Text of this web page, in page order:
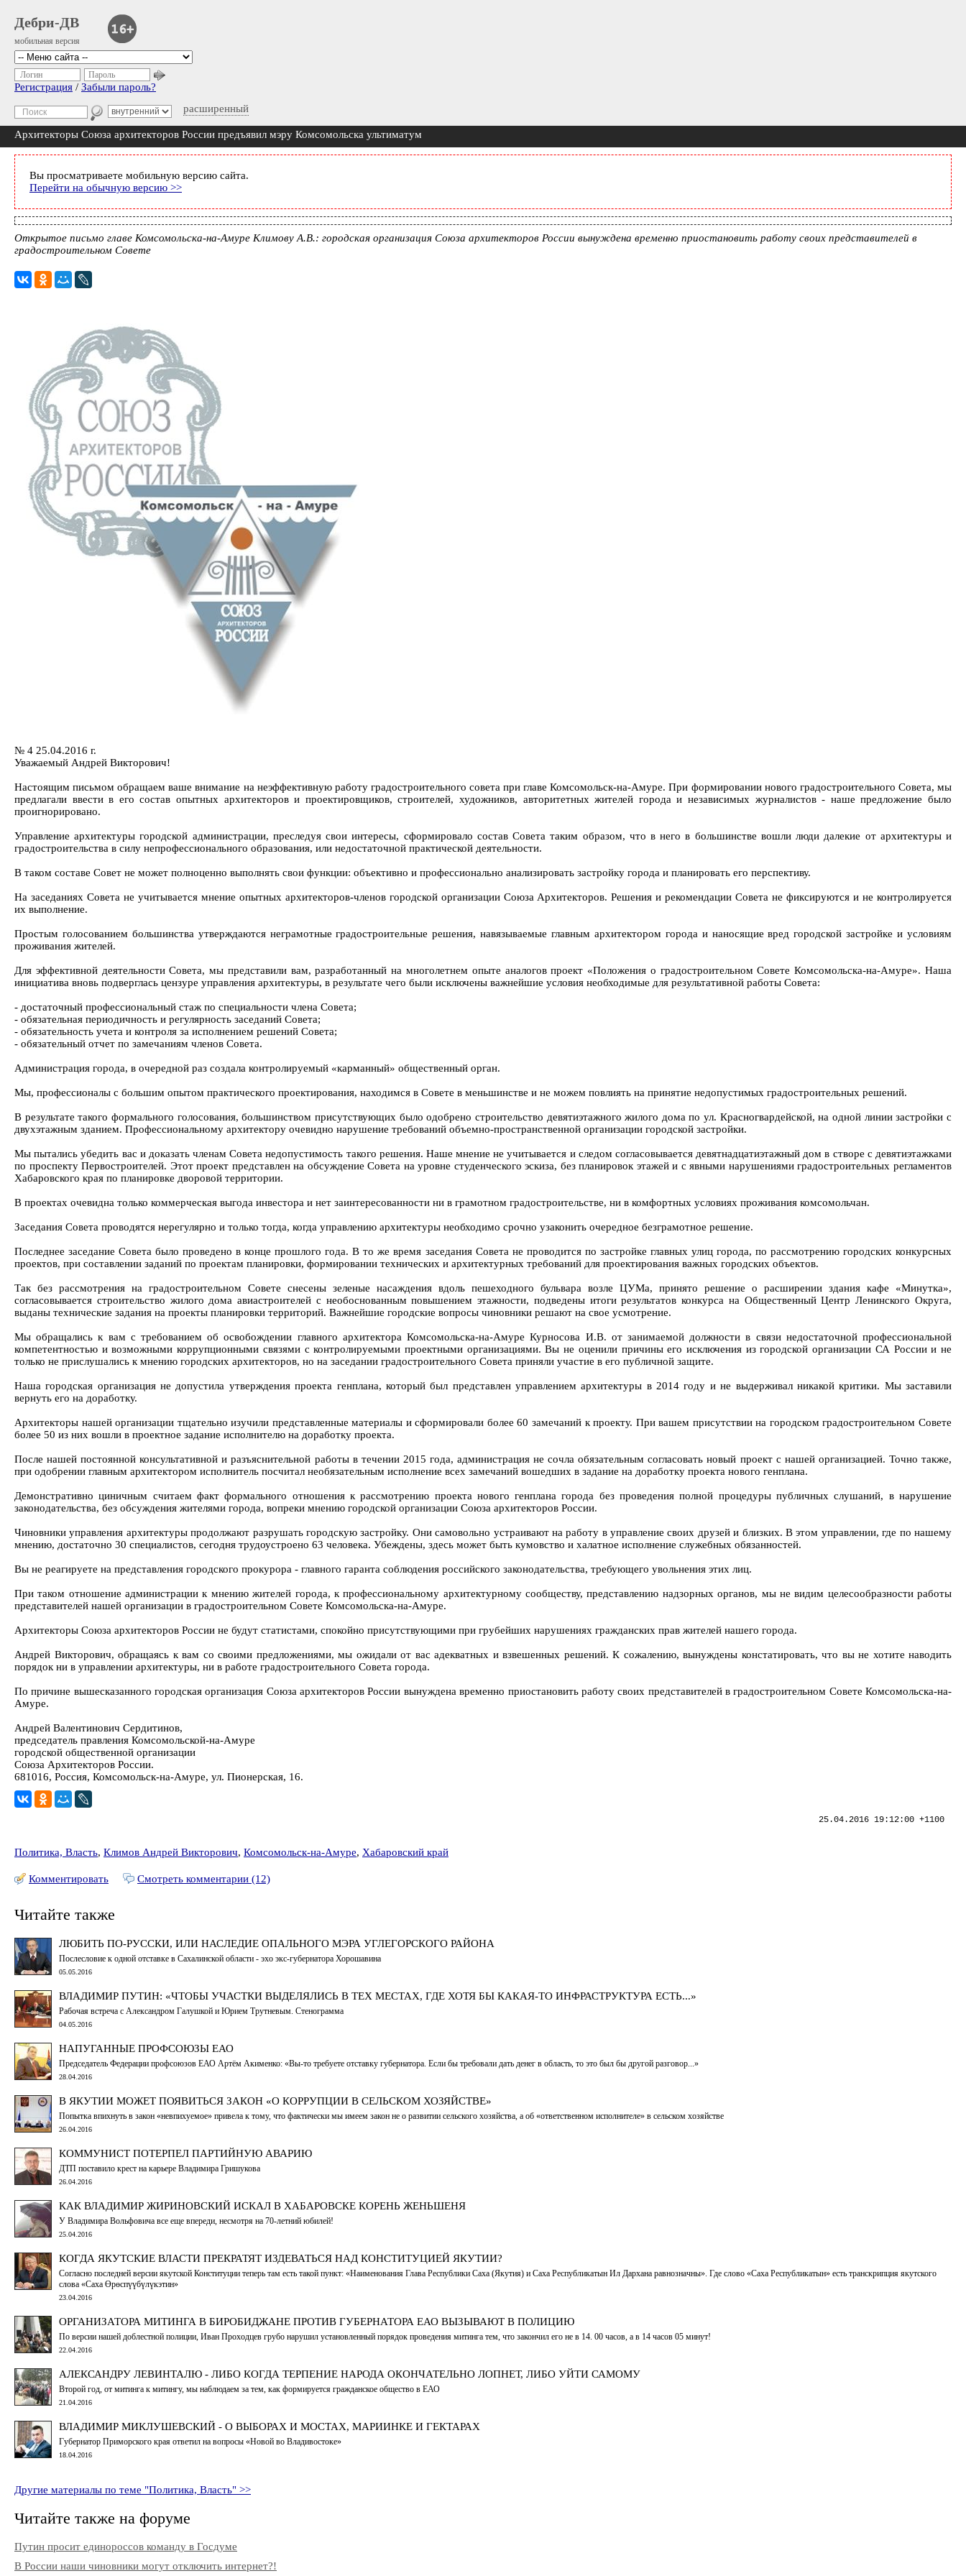
Дебри-ДВ
мобильная версия
расширенный
Логин Пароль
Регистрация / Забыли пароль?
Архитекторы Союза архитекторов России предъявил мэру Комсомольска ультиматум
Вы просматриваете мобильную версию сайта.
Перейти на обычную версию >>
Открытое письмо главе Комсомольска-на-Амуре Климову А.В.: городская организация Союза архитекторов России вынуждена временно приостановить работу своих представителей в
градостроительном Совете
№ 4 25.04.2016 г.
Уважаемый Андрей Викторович!
Настоящим письмом обращаем ваше внимание на неэффективную работу градостроительного совета при главе Комсомольск-на-Амуре. При формировании нового градостроительного Совета, мы
предлагали ввести в его состав опытных архитекторов и проектировщиков, строителей, художников, авторитетных жителей города и независимых журналистов - наше предложение было
проигнорировано.
Управление архитектуры городской администрации, преследуя свои интересы, сформировало состав Совета таким образом, что в него в большинстве вошли люди далекие от архитектуры и
градостроительства в силу непрофессионального образования, или недостаточной практической деятельности.
В таком составе Совет не может полноценно выполнять свои функции: объективно и профессионально анализировать застройку города и планировать его перспективу.
На заседаниях Совета не учитывается мнение опытных архитекторов-членов городской организации Союза Архитекторов. Решения и рекомендации Совета не фиксируются и не контролируется
их выполнение.
Простым голосованием большинства утверждаются неграмотные градостроительные решения, навязываемые главным архитектором города и наносящие вред городской застройке и условиям
проживания жителей.
Для эффективной деятельности Совета, мы представили вам, разработанный на многолетнем опыте аналогов проект «Положения о градостроительном Совете Комсомольска-на-Амуре». Наша
инициатива вновь подверглась цензуре управления архитектуры, в результате чего были исключены важнейшие условия необходимые для результативной работы Совета:
- достаточный профессиональный стаж по специальности члена Совета;
- обязательная периодичность и регулярность заседаний Совета;
- обязательность учета и контроля за исполнением решений Совета;
- обязательный отчет по замечаниям членов Совета.
Администрация города, в очередной раз создала контролируемый «карманный» общественный орган.
Мы, профессионалы с большим опытом практического проектирования, находимся в Совете в меньшинстве и не можем повлиять на принятие недопустимых градостроительных решений.
В результате такого формального голосования, большинством присутствующих было одобрено строительство девятиэтажного жилого дома по ул. Красногвардейской, на одной линии застройки с
двухэтажным зданием. Профессиональному архитектору очевидно нарушение требований объемно-пространственной организации городской застройки.
Мы пытались убедить вас и доказать членам Совета недопустимость такого решения. Наше мнение не учитывается и следом согласовывается девятнадцатиэтажный дом в створе с девятиэтажками
по проспекту Первостроителей. Этот проект представлен на обсуждение Совета на уровне студенческого эскиза, без планировок этажей и с явными нарушениями градостроительных регламентов
Хабаровского края по планировке дворовой территории.
В проектах очевидна только коммерческая выгода инвестора и нет заинтересованности ни в грамотном градостроительстве, ни в комфортных условиях проживания комсомольчан.
Заседания Совета проводятся нерегулярно и только тогда, когда управлению архитектуры необходимо срочно узаконить очередное безграмотное решение.
Последнее заседание Совета было проведено в конце прошлого года. В то же время заседания Совета не проводится по застройке главных улиц города, по рассмотрению городских конкурсных
проектов, при составлении заданий по проектам планировки, формировании технических и архитектурных требований для проектирования важных городских объектов.
Так без рассмотрения на градостроительном Совете снесены зеленые насаждения вдоль пешеходного бульвара возле ЦУМа, принято решение о расширении здания кафе «Минутка»,
согласовывается строительство жилого дома авиастроителей с необоснованным повышением этажности, подведены итоги результатов конкурса на Общественный Центр Ленинского Округа,
выданы технические задания на проекты планировки территорий. Важнейшие городские вопросы чиновники решают на свое усмотрение.
Мы обращались к вам с требованием об освобождении главного архитектора Комсомольска-на-Амуре Курносова И.В. от занимаемой должности в связи недостаточной профессиональной
компетентностью и возможными коррупционными связями с контролируемыми проектными организациями. Вы не оценили причины его исключения из городской организации СА России и не
только не прислушались к мнению городских архитекторов, но на заседании градостроительного Совета приняли участие в его публичной защите.
Наша городская организация не допустила утверждения проекта генплана, который был представлен управлением архитектуры в 2014 году и не выдерживал никакой критики. Мы заставили
вернуть его на доработку.
Архитекторы нашей организации тщательно изучили представленные материалы и сформировали более 60 замечаний к проекту. При вашем присутствии на городском градостроительном Совете
более 50 из них вошли в проектное задание исполнителю на доработку проекта.
После нашей постоянной консультативной и разъяснительной работы в течении 2015 года, администрация не сочла обязательным согласовать новый проект с нашей организацией. Точно также,
при одобрении главным архитектором исполнитель посчитал необязательным исполнение всех замечаний вошедших в задание на доработку проекта нового генплана.
Демонстративно циничным считаем факт формального отношения к рассмотрению проекта нового генплана города без проведения полной процедуры публичных слушаний, в нарушение
законодательства, без обсуждения жителями города, вопреки мнению городской организации Союза архитекторов России.
Чиновники управления архитектуры продолжают разрушать городскую застройку. Они самовольно устраивают на работу в управление своих друзей и близких. В этом управлении, где по нашему
мнению, достаточно 30 специалистов, сегодня трудоустроено 63 человека. Убеждены, здесь может быть кумовство и халатное исполнение служебных обязанностей.
Вы не реагируете на представления городского прокурора - главного гаранта соблюдения российского законодательства, требующего увольнения этих лиц.
При таком отношение администрации к мнению жителей города, к профессиональному архитектурному сообществу, представлению надзорных органов, мы не видим целесообразности работы
представителей нашей организации в градостроительном Совете Комсомольска-на-Амуре.
Архитекторы Союза архитекторов России не будут статистами, спокойно присутствующими при грубейших нарушениях гражданских прав жителей нашего города.
Андрей Викторович, обращаясь к вам со своими предложениями, мы ожидали от вас адекватных и взвешенных решений. К сожалению, вынуждены констатировать, что вы не хотите наводить
порядок ни в управлении архитектуры, ни в работе градостроительного Совета города.
По причине вышесказанного городская организация Союза архитекторов России вынуждена временно приостановить работу своих представителей в градостроительном Совете Комсомольска-на-
Амуре.
Андрей Валентинович Сердитинов,
председатель правления Комсомольской-на-Амуре
городской общественной организации
Союза Архитекторов России.
681016, Россия, Комсомольск-на-Амуре, ул. Пионерская, 16.
25.04.2016 19:12:00 +1100
Политика, Власть, Климов Андрей Викторович, Комсомольск-на-Амуре, Хабаровский край
Комментировать Смотреть комментарии (12)
Читайте также
ЛЮБИТЬ ПО-РУССКИ, ИЛИ НАСЛЕДИЕ ОПАЛЬНОГО МЭРА УГЛЕГОРСКОГО РАЙОНА
Послесловие к одной отставке в Сахалинской области - эхо экс-губернатора Хорошавина
05.05.2016
ВЛАДИМИР ПУТИН: «ЧТОБЫ УЧАСТКИ ВЫДЕЛЯЛИСЬ В ТЕХ МЕСТАХ, ГДЕ ХОТЯ БЫ КАКАЯ‑ТО ИНФРАСТРУКТУРА ЕСТЬ...»
Рабочая встреча с Александром Галушкой и Юрием Трутневым. Стенограмма
04.05.2016
НАПУГАННЫЕ ПРОФСОЮЗЫ ЕАО
Председатель Федерации профсоюзов ЕАО Артём Акименко: «Вы-то требуете отставку губернатора. Если бы требовали дать денег в область, то это был бы другой разговор...»
28.04.2016
В ЯКУТИИ МОЖЕТ ПОЯВИТЬСЯ ЗАКОН «О КОРРУПЦИИ В СЕЛЬСКОМ ХОЗЯЙСТВЕ»
Попытка впихнуть в закон «невпихуемое» привела к тому, что фактически мы имеем закон не о развитии сельского хозяйства, а об «ответственном исполнителе» в сельском хозяйстве
26.04.2016
КОММУНИСТ ПОТЕРПЕЛ ПАРТИЙНУЮ АВАРИЮ
ДТП поставило крест на карьере Владимира Гришукова
26.04.2016
КАК ВЛАДИМИР ЖИРИНОВСКИЙ ИСКАЛ В ХАБАРОВСКЕ КОРЕНЬ ЖЕНЬШЕНЯ
У Владимира Вольфовича все еще впереди, несмотря на 70-летний юбилей!
25.04.2016
КОГДА ЯКУТСКИЕ ВЛАСТИ ПРЕКРАТЯТ ИЗДЕВАТЬСЯ НАД КОНСТИТУЦИЕЙ ЯКУТИИ?
Согласно последней версии якутской Конституции теперь там есть такой пункт: «Наименования Глава Республики Саха (Якутия) и Саха Республикатын Ил Дархана равнозначны». Где слово «Саха Республикатын» есть транскрипция якутского
слова «Саха Өрөспүүбүлүкэтин»
23.04.2016
ОРГАНИЗАТОРА МИТИНГА В БИРОБИДЖАНЕ ПРОТИВ ГУБЕРНАТОРА ЕАО ВЫЗЫВАЮТ В ПОЛИЦИЮ
По версии нашей доблестной полиции, Иван Проходцев грубо нарушил установленный порядок проведения митинга тем, что закончил его не в 14. 00 часов, а в 14 часов 05 минут!
22.04.2016
АЛЕКСАНДРУ ЛЕВИНТАЛЮ - ЛИБО КОГДА ТЕРПЕНИЕ НАРОДА ОКОНЧАТЕЛЬНО ЛОПНЕТ, ЛИБО УЙТИ САМОМУ
Второй год, от митинга к митингу, мы наблюдаем за тем, как формируется гражданское общество в ЕАО
21.04.2016
ВЛАДИМИР МИКЛУШЕВСКИЙ - О ВЫБОРАХ И МОСТАХ, МАРИИНКЕ И ГЕКТАРАХ
Губернатор Приморского края ответил на вопросы «Новой во Владивостоке»
18.04.2016
Другие материалы по теме "Политика, Власть" >>
Читайте также на форуме
Путин просит единороссов команду в Госдуме
В России наши чиновники могут отключить интернет?!